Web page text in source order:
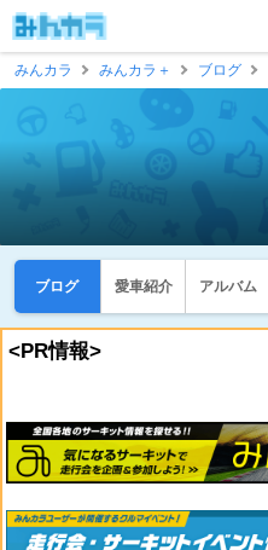
みんカラ
みんカラ＋ ブログ
ブログ 愛車紹介 アルバム
<PR情報>